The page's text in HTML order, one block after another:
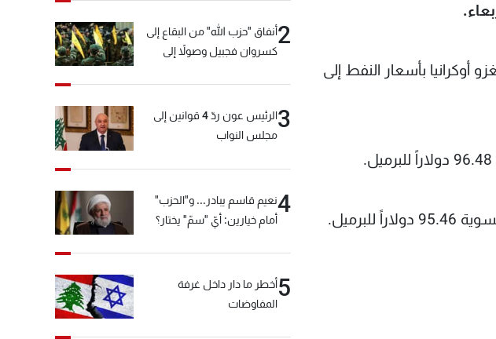
أوكرانيا بأسعار النفط إلى
2أنفاق "حزب الله" من البقاع إلى
كسروان فجبيل وصولاً إلى
3
الرئيس عون ردّ 4 قوانين إلى
مجلس النواب
4نعيم قاسم يبادر... و"الحزب"
أمام خيارين: أيّ "سمّ" يختار؟
5أخطر ما دار داخل غرفة
المفاوضات